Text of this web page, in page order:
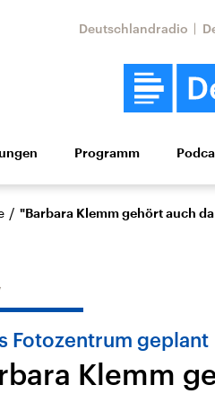
Deutschlandradio
Politik Wirtschaft
Musik
USA
Programm
/ "Barbara Klemm gehört auch
Fotozentrum geplant
Klemm